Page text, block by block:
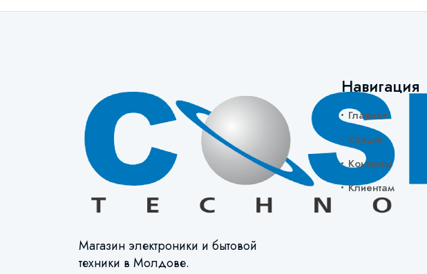
Магазин электроники и бытовой
техники в Молдове.
Навигация
Главная
Кредит
Контакты
Клиентам